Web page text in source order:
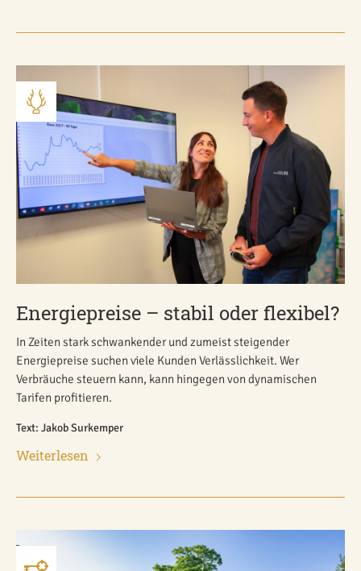
Energiepreise – stabil oder flexibel?
In Zeiten stark schwankender und zumeist steigender
Energiepreise suchen viele Kunden Verlässlichkeit. Wer
Verbräuche steuern kann, kann hingegen von dynamischen
Tarifen profitieren.
Text: Jakob Surkemper
Weiterlesen